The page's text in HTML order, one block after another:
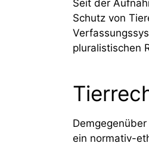
Seit der
Schutz von
pluralistischen
ein normativ-